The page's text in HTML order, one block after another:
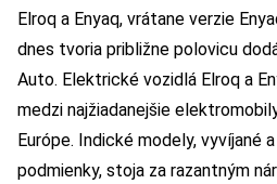
Elroq a Enyaq, vrátane verzie
dnes tvoria približne polovicu
Auto. Elektrické vozidlá Elroq a
medzi najžiadanejšie
Európe. Indické modely, vyvíjané
podmienky, stoja za razantným